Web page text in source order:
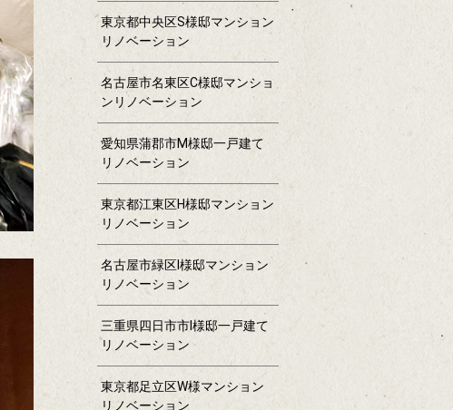
東京都中央区S様邸マンション
リノベーション
名古屋市名東区C様邸マンショ
ンリノベーション
愛知県蒲郡市M様邸一戸建て
リノベーション
東京都江東区H様邸マンション
リノベーション
名古屋市緑区I様邸マンション
リノベーション
三重県四日市市I様邸一戸建て
リノベーション
東京都足立区W様マンション
リノベーション